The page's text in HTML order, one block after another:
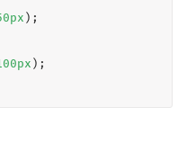
px );
px );